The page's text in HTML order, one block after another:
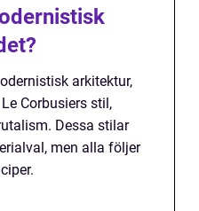
arkitektur,
Corbusiers stil,
Dessa stilar
men alla följer